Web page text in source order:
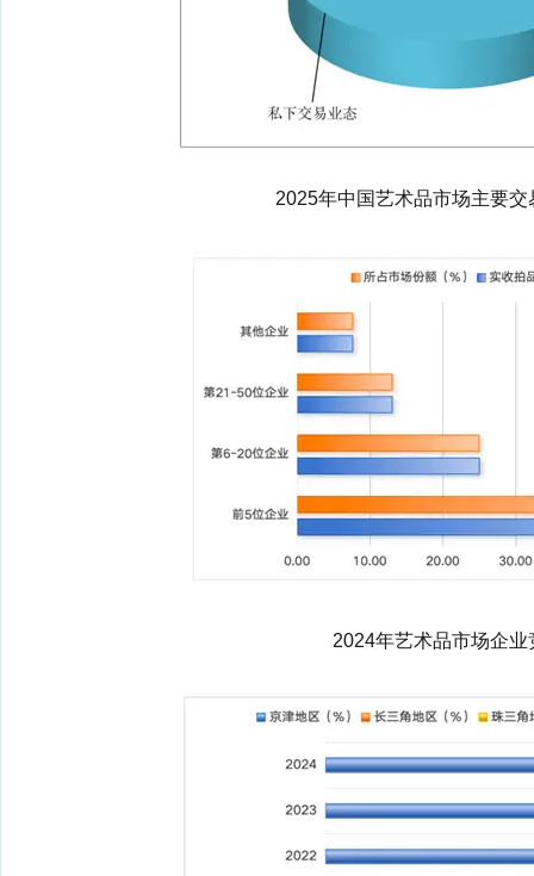
2025年中国艺术品市场主要
2024年艺术品市场企业